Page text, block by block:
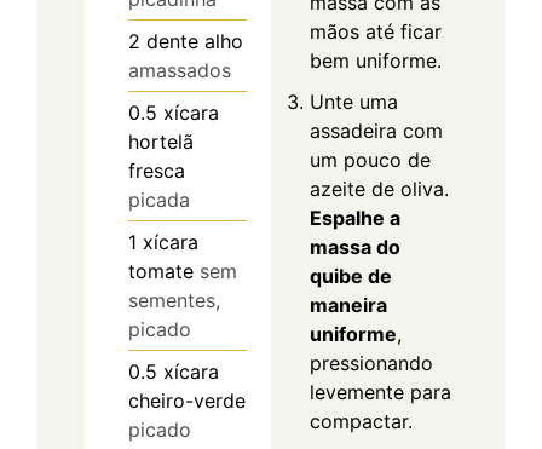
2 dente alho
amassados
0.5 xícara
hortelã
fresca
picada
1 xícara
tomate sem
sementes,
picado
0.5 xícara
cheiro-verde
picado
mãos até ficar
bem uniforme.
Unte uma
assadeira com
um pouco de
azeite de oliva.
Espalhe a
massa do
quibe de
maneira
uniforme,
pressionando
levemente para
compactar.